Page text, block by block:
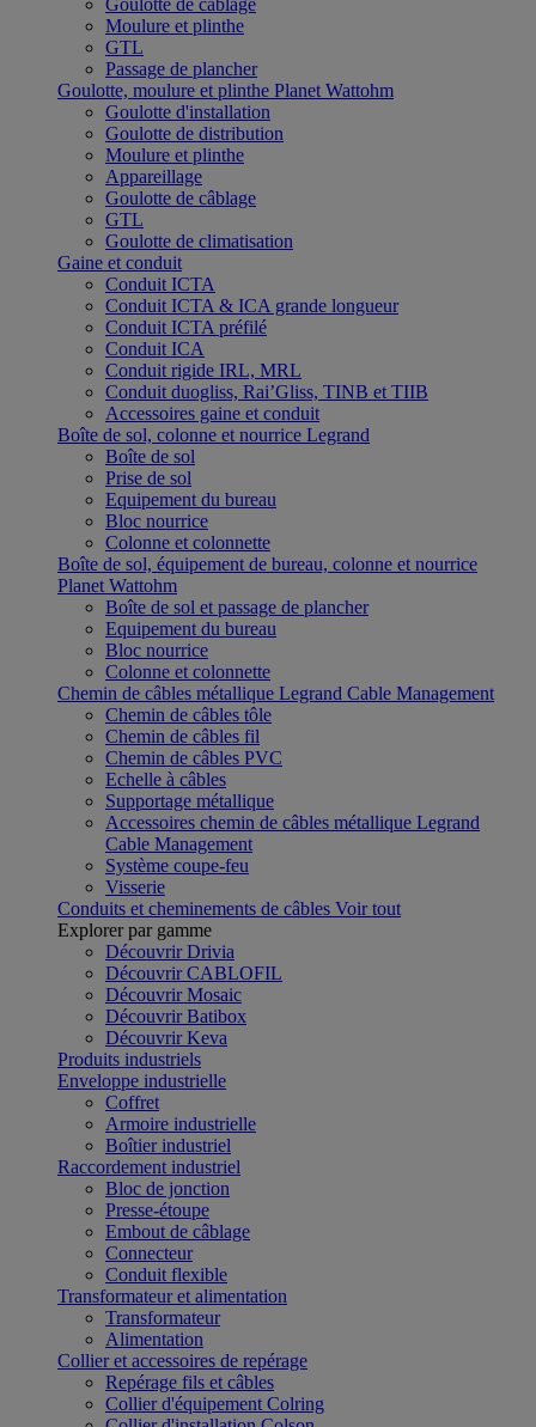
Goulotte de câblage
Moulure et plinthe
GTL
Passage de plancher
Goulotte, moulure et plinthe Planet Wattohm
Goulotte d'installation
Goulotte de distribution
Moulure et plinthe
Appareillage
Goulotte de câblage
GTL
Goulotte de climatisation
Gaine et conduit
Conduit ICTA
Conduit ICTA & ICA grande longueur
Conduit ICTA préfilé
Conduit ICA
Conduit rigide IRL, MRL
Conduit duogliss, Rai’Gliss, TINB et TIIB
Accessoires gaine et conduit
Boîte de sol, colonne et nourrice Legrand
Boîte de sol
Prise de sol
Equipement du bureau
Bloc nourrice
Colonne et colonnette
Boîte de sol, équipement de bureau, colonne et nourrice
Planet Wattohm
Boîte de sol et passage de plancher
Equipement du bureau
Bloc nourrice
Colonne et colonnette
Chemin de câbles métallique Legrand Cable Management
Chemin de câbles tôle
Chemin de câbles fil
Chemin de câbles PVC
Echelle à câbles
Supportage métallique
Accessoires chemin de câbles métallique Legrand
Cable Management
Système coupe-feu
Visserie
Conduits et cheminements de câbles Voir tout
Explorer par gamme
Découvrir Drivia
Découvrir CABLOFIL
Découvrir Mosaic
Découvrir Batibox
Découvrir Keva
Produits industriels
Enveloppe industrielle
Coffret
Armoire industrielle
Boîtier industriel
Raccordement industriel
Bloc de jonction
Presse-étoupe
Embout de câblage
Connecteur
Conduit flexible
Transformateur et alimentation
Transformateur
Alimentation
Collier et accessoires de repérage
Repérage fils et câbles
Collier d'équipement Colring